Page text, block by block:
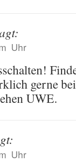
Uhr
gerne
UWE.
Uhr